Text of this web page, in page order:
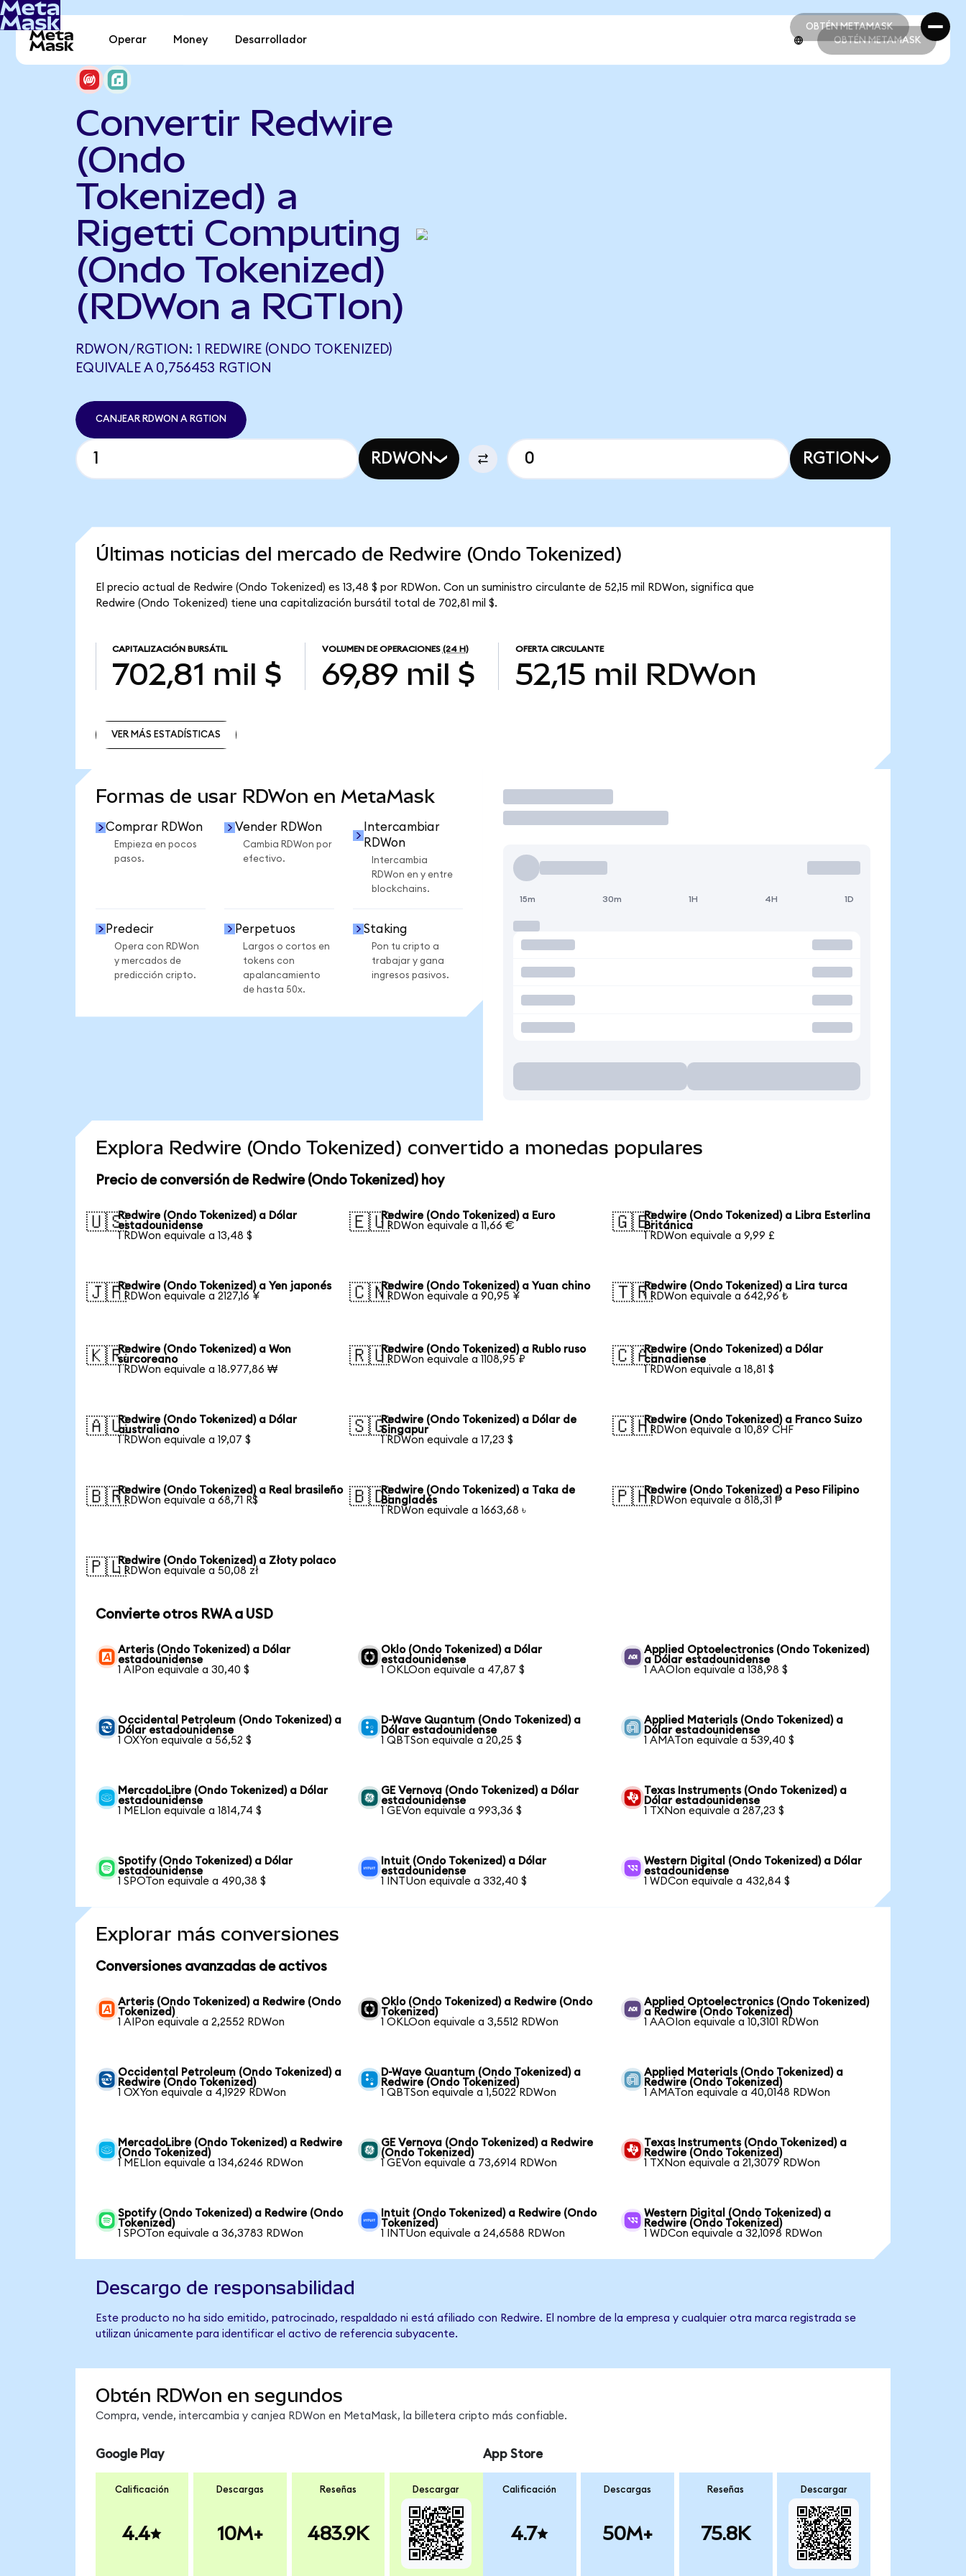
OBTÉN METAMASK
OBTÉN METAMASK
Operar Money Desarrollador OBTÉN METAMASK
Convertir Redwire
(Ondo
Tokenized) a
Rigetti Computing
(Ondo Tokenized)
(RDWon a RGTIon)
RDWON/RGTION: 1 REDWIRE (ONDO TOKENIZED)
EQUIVALE A 0,756453 RGTION
CANJEAR RDWON A RGTION
RDWON RGTION
Últimas noticias del mercado de Redwire (Ondo Tokenized)
El precio actual de Redwire (Ondo Tokenized) es 13,48 $ por RDWon. Con un suministro circulante de 52,15 mil RDWon, significa que
Redwire (Ondo Tokenized) tiene una capitalización bursátil total de 702,81 mil $.
CAPITALIZACIÓN BURSÁTIL
702,81 mil $
VOLUMEN DE OPERACIONES (24 H)
69,89 mil $
OFERTA CIRCULANTE
52,15 mil RDWon
VER MÁS ESTADÍSTICAS
Formas de usar RDWon en MetaMask
Comprar RDWon
Empieza en pocos
pasos.
Vender RDWon
Cambia RDWon por
efectivo.
Intercambiar
RDWon
Intercambia
RDWon en y entre
blockchains.
Predecir
Opera con RDWon
y mercados de
predicción cripto.
Perpetuos
Largos o cortos en
tokens con
apalancamiento
de hasta 50x.
Staking
Pon tu cripto a
trabajar y gana
ingresos pasivos.
Operar
15m 30m 1H 4H 1D
Explora Redwire (Ondo Tokenized) convertido a monedas populares
Precio de conversión de Redwire (Ondo Tokenized) hoy
🇺🇸Redwire (Ondo Tokenized) a Dólar
estadounidense
1 RDWon equivale a 13,48 $
🇪🇺Redwire (Ondo Tokenized) a Euro
1 RDWon equivale a 11,66 €
🇬🇧Redwire (Ondo Tokenized) a Libra Esterlina
Británica
1 RDWon equivale a 9,99 £
🇯🇵Redwire (Ondo Tokenized) a Yen japonés
1 RDWon equivale a 2127,16 ¥
🇨🇳Redwire (Ondo Tokenized) a Yuan chino
1 RDWon equivale a 90,95 ¥
🇹🇷Redwire (Ondo Tokenized) a Lira turca
1 RDWon equivale a 642,96 ₺
🇰🇷Redwire (Ondo Tokenized) a Won
surcoreano
1 RDWon equivale a 18.977,86 ₩
🇷🇺Redwire (Ondo Tokenized) a Rublo ruso
1 RDWon equivale a 1108,95 ₽
🇨🇦Redwire (Ondo Tokenized) a Dólar
canadiense
1 RDWon equivale a 18,81 $
🇦🇺Redwire (Ondo Tokenized) a Dólar
australiano
1 RDWon equivale a 19,07 $
🇸🇬Redwire (Ondo Tokenized) a Dólar de
Singapur
1 RDWon equivale a 17,23 $
🇨🇭Redwire (Ondo Tokenized) a Franco Suizo
1 RDWon equivale a 10,89 CHF
🇧🇷Redwire (Ondo Tokenized) a Real brasileño
1 RDWon equivale a 68,71 R$
🇧🇩Redwire (Ondo Tokenized) a Taka de
Bangladés
1 RDWon equivale a 1663,68 ৳
🇵🇭Redwire (Ondo Tokenized) a Peso Filipino
1 RDWon equivale a 818,31 ₱
🇵🇱Redwire (Ondo Tokenized) a Złoty polaco
1 RDWon equivale a 50,08 zł
Convierte otros RWA a USD
Arteris (Ondo Tokenized) a Dólar
estadounidense
1 AIPon equivale a 30,40 $
Oklo (Ondo Tokenized) a Dólar
estadounidense
1 OKLOon equivale a 47,87 $
Applied Optoelectronics (Ondo Tokenized)
a Dólar estadounidense
1 AAOIon equivale a 138,98 $
Occidental Petroleum (Ondo Tokenized) a
Dólar estadounidense
1 OXYon equivale a 56,52 $
D-Wave Quantum (Ondo Tokenized) a
Dólar estadounidense
1 QBTSon equivale a 20,25 $
Applied Materials (Ondo Tokenized) a
Dólar estadounidense
1 AMATon equivale a 539,40 $
MercadoLibre (Ondo Tokenized) a Dólar
estadounidense
1 MELIon equivale a 1814,74 $
GE Vernova (Ondo Tokenized) a Dólar
estadounidense
1 GEVon equivale a 993,36 $
Texas Instruments (Ondo Tokenized) a
Dólar estadounidense
1 TXNon equivale a 287,23 $
Spotify (Ondo Tokenized) a Dólar
estadounidense
1 SPOTon equivale a 490,38 $
Intuit (Ondo Tokenized) a Dólar
estadounidense
1 INTUon equivale a 332,40 $
Western Digital (Ondo Tokenized) a Dólar
estadounidense
1 WDCon equivale a 432,84 $
Explorar más conversiones
Conversiones avanzadas de activos
Arteris (Ondo Tokenized) a Redwire (Ondo
Tokenized)
1 AIPon equivale a 2,2552 RDWon
Oklo (Ondo Tokenized) a Redwire (Ondo
Tokenized)
1 OKLOon equivale a 3,5512 RDWon
Applied Optoelectronics (Ondo Tokenized)
a Redwire (Ondo Tokenized)
1 AAOIon equivale a 10,3101 RDWon
Occidental Petroleum (Ondo Tokenized) a
Redwire (Ondo Tokenized)
1 OXYon equivale a 4,1929 RDWon
D-Wave Quantum (Ondo Tokenized) a
Redwire (Ondo Tokenized)
1 QBTSon equivale a 1,5022 RDWon
Applied Materials (Ondo Tokenized) a
Redwire (Ondo Tokenized)
1 AMATon equivale a 40,0148 RDWon
MercadoLibre (Ondo Tokenized) a Redwire
(Ondo Tokenized)
1 MELIon equivale a 134,6246 RDWon
GE Vernova (Ondo Tokenized) a Redwire
(Ondo Tokenized)
1 GEVon equivale a 73,6914 RDWon
Texas Instruments (Ondo Tokenized) a
Redwire (Ondo Tokenized)
1 TXNon equivale a 21,3079 RDWon
Spotify (Ondo Tokenized) a Redwire (Ondo
Tokenized)
1 SPOTon equivale a 36,3783 RDWon
Intuit (Ondo Tokenized) a Redwire (Ondo
Tokenized)
1 INTUon equivale a 24,6588 RDWon
Western Digital (Ondo Tokenized) a
Redwire (Ondo Tokenized)
1 WDCon equivale a 32,1098 RDWon
Descargo de responsabilidad
Este producto no ha sido emitido, patrocinado, respaldado ni está afiliado con Redwire. El nombre de la empresa y cualquier otra marca registrada se
utilizan únicamente para identificar el activo de referencia subyacente.
Obtén RDWon en segundos
Compra, vende, intercambia y canjea RDWon en MetaMask, la billetera cripto más confiable.
Google Play
Calificación
4.4
Descargas
10M+
Reseñas
483.9K
Descargar
App Store
Calificación
4.7
Descargas
50M+
Reseñas
75.8K
Descargar